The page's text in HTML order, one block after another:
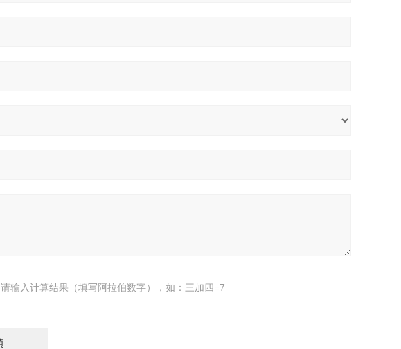
请输入计算结果（填写阿拉伯数字），如：三加四=7